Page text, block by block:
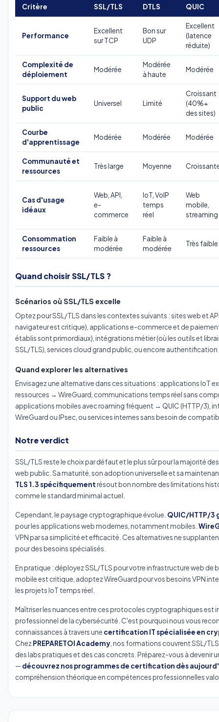
Critère SSL/TLS DTLS QUIC
Performance
Excellent
sur TCP
Bon sur
UDP
Excellent
(latence
réduite)
Complexité de
déploiement
Modérée
Modérée
à haute
Modérée
Support du web
public
Universel Limité
Croissant
(40%+
des sites)
Courbe
d'apprentissage
Modérée Modérée Modérée
Communauté et
ressources
Très large Moyenne
Cas d'usage
idéaux
Web, API,
e-
commerce
IoT, VoIP
temps
réel
Web
mobile,
streaming
Consommation
ressources
Faible à
modérée
Faible à
modérée
Très faible
Quand choisir SSL/TLS ?
Scénarios où SSL/TLS excelle
Optez pour SSL/TLS dans les contextes suivants : sites web et
navigateur est critique), applications e-commerce et de
établis sont primordiaux), intégrations métier (où les outils et
SSL/TLS), services cloud grand public, ou encore
Quand explorer les alternatives
Envisagez une alternative dans ces situations : applications IoT
ressources → WireGuard, communications temps réel sans
applications mobiles avec roaming fréquent → QUIC (HTTP/3),
WireGuard ou IPsec, ou services internes sans besoin de
Notre verdict
SSL/TLS reste le choix par défaut et le plus sûr pour la majorité
web public. Sa maturité, son adoption universelle et sa
TLS 1.3 spécifiquementrésout bon nombre des limitations
comme le standard minimal actuel.
Cependant, le paysage cryptographique évolue. QUIC/HTTP/3
pour les applications web modernes, notamment mobiles.
VPN par sa simplicité et efficacité. Ces alternatives ne
pour des besoins spécialisés.
En pratique : déployez SSL/TLS pour votre infrastructure web de
mobile est critique, adoptez WireGuard pour vos besoins VPN
les projets IoT temps réel.
Maîtriser les nuances entre ces protocoles cryptographiques est
professionnel de la cybersécurité. C'est pourquoi nous vous
connaissances à travers une certification IT spécialisée en
Chez PREPARETOI Academy, nos formations couvrent SSL/
des labs pratiques et des cas concrets. Préparez-vous à devenir
— découvrez nos programmes de certification dès
compréhension théorique en compétences professionnelles